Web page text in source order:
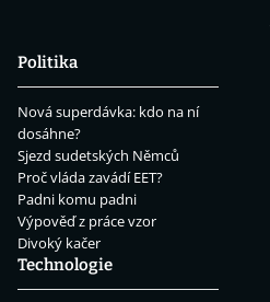
Politika
Nová superdávka: kdo na ní
dosáhne?
Sjezd sudetských Němců
Proč vláda zavádí EET?
Padni komu padni
Výpověď z práce vzor
Divoký kačer
Technologie